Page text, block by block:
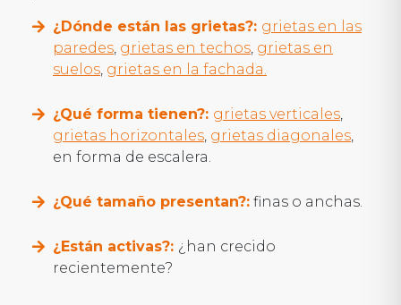
¿Dónde están las grietas?: grietas en las
paredes grietas en techos grietas en
suelos grietas en la fachada.
¿Qué forma tienen?: grietas verticales
grietas horizontales grietas diagonales
en forma de escalera.
¿Qué tamaño presentan?: finas o anchas.
¿Están activas?: ¿han crecido
recientemente?